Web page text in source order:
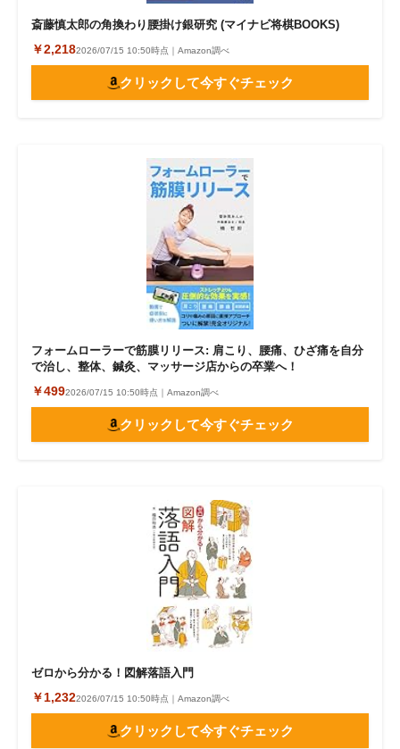
斎藤慎太郎の角換わり腰掛け銀研究 (マイナビ将棋BOOKS)
￥2,2182026/07/15 10:50時点｜Amazon調べ
クリックして今すぐチェック
フォームローラーで筋膜リリース: 肩こり、腰痛、ひざ痛を自分
で治し、整体、鍼灸、マッサージ店からの卒業へ！
￥4992026/07/15 10:50時点｜Amazon調べ
クリックして今すぐチェック
ゼロから分かる！図解落語入門
￥1,2322026/07/15 10:50時点｜Amazon調べ
クリックして今すぐチェック